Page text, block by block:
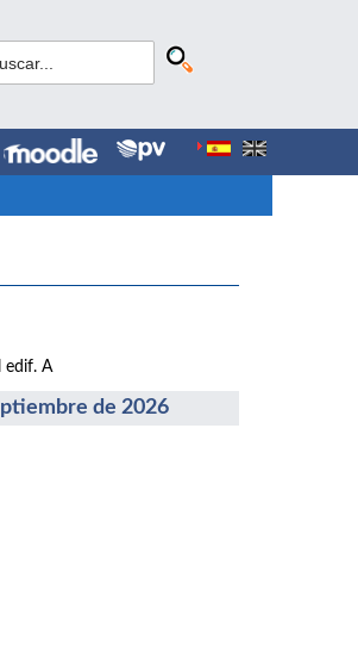
edif. A
de 2026